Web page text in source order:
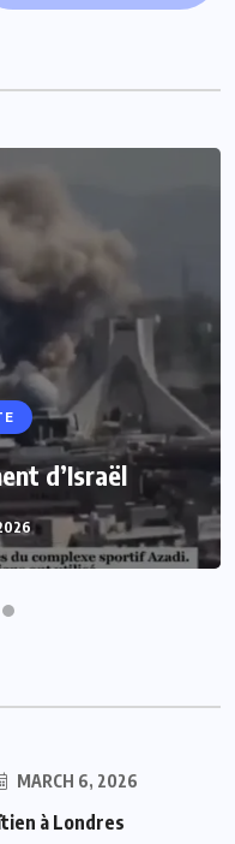
d’Israël
MARCH 6, 2026
à Londres